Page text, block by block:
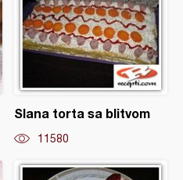
Slana torta sa blitvom
11580